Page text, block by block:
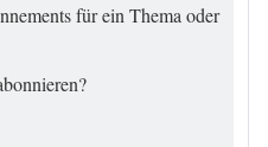
für ein Thema oder